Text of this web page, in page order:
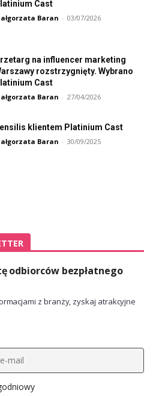
Cast
Baran - 03/07/2026
na influencer marketing
rozstrzygnięty. Wybrano
Cast
Baran - 27/04/2026
klientem Platinium Cast
Baran - 30/09/2025
odbiorców bezpłatnego
z branży, zyskaj atrakcyjne